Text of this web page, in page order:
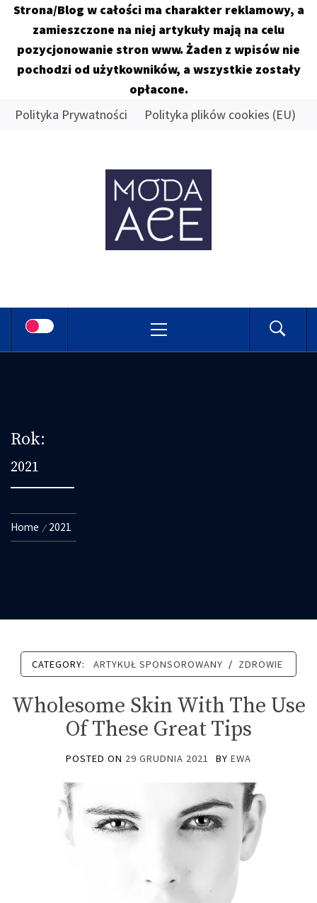
Strona/Blog w całości ma charakter reklamowy, a
zamieszczone na niej artykuły mają na celu
pozycjonowanie stron www. Żaden z wpisów nie
pochodzi od użytkowników, a wszystkie zostały
opłacone.
SkipPolityka Prywatności Polityka plików cookies (EU)
MODA
ACE
Menu
Rok:
2021
Home 2021
CATEGORY: ARTYKUŁ SPONSOROWANY / ZDROWIE
Wholesome Skin With The Use
Of These Great Tips
POSTED ON 29 GRUDNIA 2021 BY EWA